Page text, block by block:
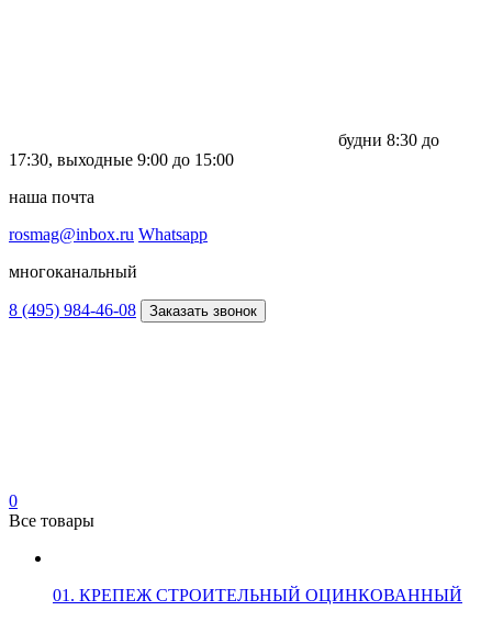
будни 8:30 до
17:30, выходные 9:00 до 15:00
наша почта
rosmag@inbox.ru Whatsapp
многоканальный
8 (495) 984-46-08 Заказать звонок
0
Все товары
01. КРЕПЕЖ СТРОИТЕЛЬНЫЙ ОЦИНКОВАННЫЙ